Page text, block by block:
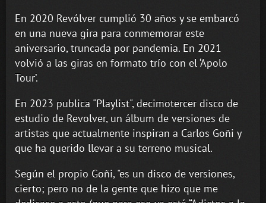
En 2020 Revólver cumplió 30 años y se embarcó
en una nueva gira para conmemorar este
aniversario, truncada por pandemia. En 2021
volvió a las giras en formato trío con el ‘Apolo
Tour’.
En 2023 publica "Playlist", decimotercer disco de
estudio de Revolver, un álbum de versiones de
artistas que actualmente inspiran a Carlos Goñi y
que ha querido llevar a su terreno musical.
Según el propio Goñi, "es un disco de versiones,
cierto; pero no de la gente que hizo que me